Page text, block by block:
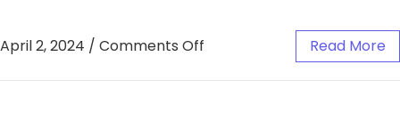
April 2, 2024 / Comments Off Read More